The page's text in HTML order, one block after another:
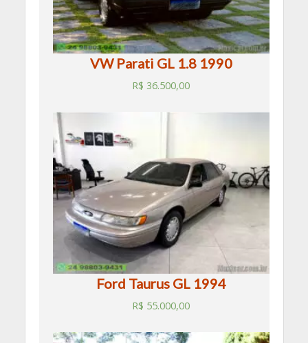
VW Parati GL 1.8 1990
R$ 36.500,00
Ford Taurus GL 1994
R$ 55.000,00